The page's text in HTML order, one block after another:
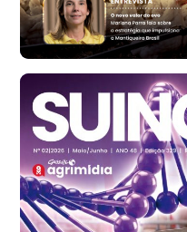
Bastos (SP)
R$ 146,71
cx
Frango - Indicador
SP
R$ 7,13
kg
Frango - Indicador
SP
R$ 7,15